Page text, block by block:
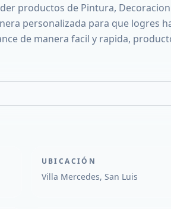
productos de Pintura,
personalizada para que logres
de manera facil y rapida,
UBICACIÓN
Villa Mercedes, San Luis